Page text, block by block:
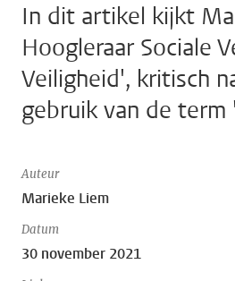
In dit artikel kijkt
Hoogleraar Sociale
Veiligheid', kritisch
gebruik van de term
Auteur
Marieke Liem
Datum
30 november 2021